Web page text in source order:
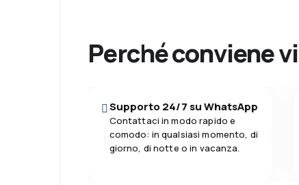
Perché conviene
Supporto 24/7 su WhatsApp
Contattaci in modo rapido e
comodo: in qualsiasi momento, di
giorno, di notte o in vacanza.